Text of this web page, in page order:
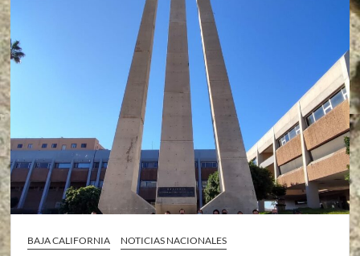
BAJA CALIFORNIA
NOTICIAS NACIONALES